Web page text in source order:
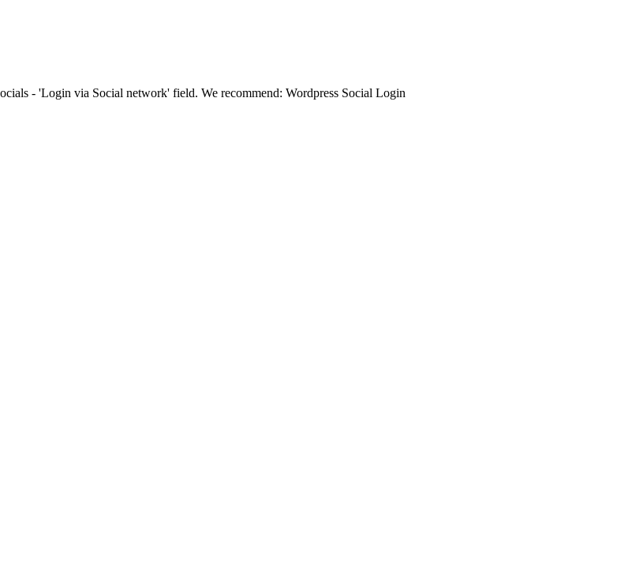
- 'Login via Social network' field. We recommend: Wordpress Social Login